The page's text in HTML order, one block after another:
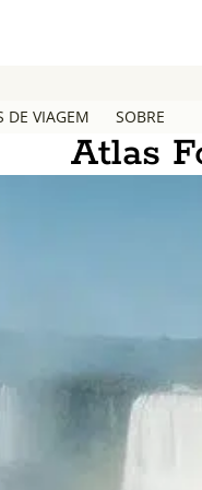
DE VIAGEM SOBRE
Atlas